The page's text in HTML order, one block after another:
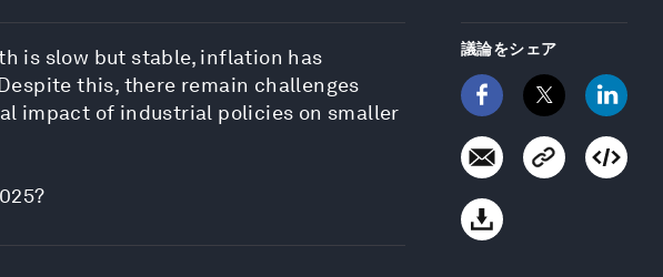
is slow but stable, inflation has
this, there remain challenges
impact of industrial policies on smaller
議論をシェア